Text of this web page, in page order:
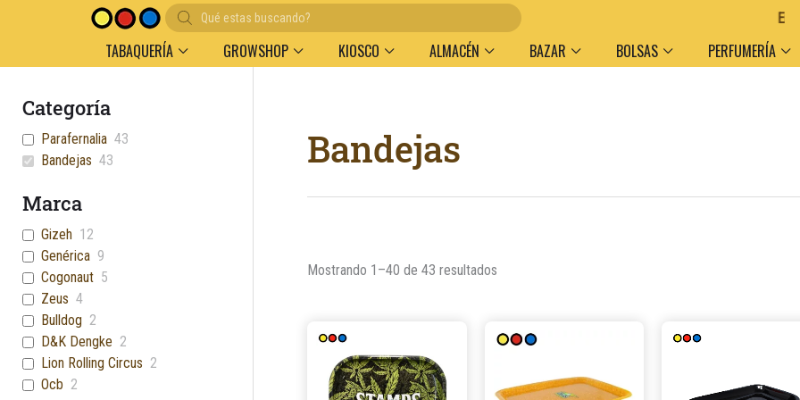
Búsqueda
de
productos
Entregas en
TABAQUERÍA GROWSHOP KIOSCO ALMACÉN BAZAR BOLSAS PERFUMERÍA
Categoría
Parafernalia 43
Bandejas 43
Marca
Gizeh 12
Genérica 9
Cogonaut 5
Zeus 4
Bulldog 2
D&K Dengke 2
Lion Rolling Circus 2
Ocb 2
Bandejas
Mostrando 1–40 de 43 resultados